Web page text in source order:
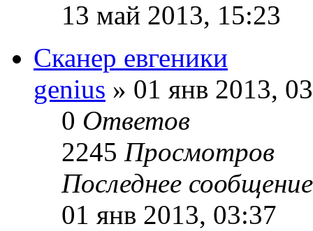
13 май 2013, 15:23
Сканер евгеники
genius » 01 янв 2013,
0 Ответов
2245 Просмотров
Последнее
01 янв 2013, 03:37